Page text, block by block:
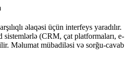
əlaqəsi üçün interfeys yaradılır.
sistemlərlə (CRM, çat platformaları, e-
Məlumat mübadiləsi və sorğu-cavab